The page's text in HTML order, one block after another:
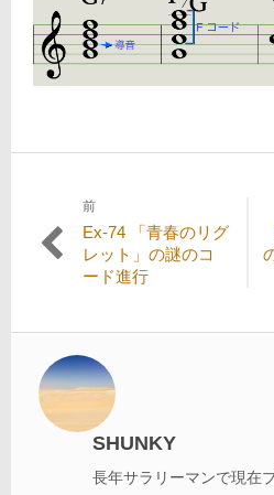
稿
ゲ
ー
シ
前
過
去
の
Ex-74 「青春のリグ
レット」の謎のコ
ード進行
SHUNKY
長年サラリーマンで現在